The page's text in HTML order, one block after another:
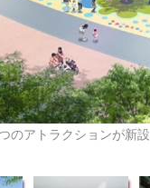
のアトラクションが新設